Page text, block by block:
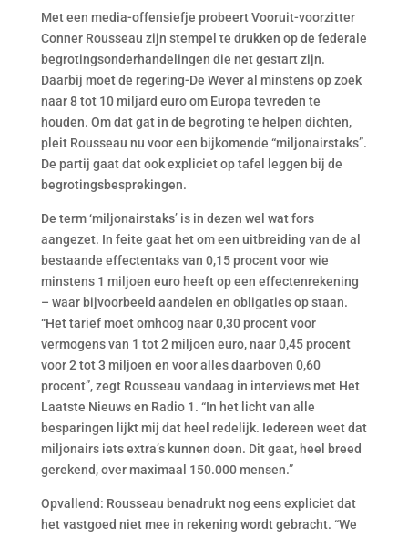
Met een media-offensiefje probeert Vooruit-voorzitter
Conner Rousseau zijn stempel te drukken op de federale
begrotingsonderhandelingen die net gestart zijn.
Daarbij moet de regering-De Wever al minstens op zoek
naar 8 tot 10 miljard euro om Europa tevreden te
houden. Om dat gat in de begroting te helpen dichten,
pleit Rousseau nu voor een bijkomende “miljonairstaks”.
De partij gaat dat ook expliciet op tafel leggen bij de
begrotingsbesprekingen.
De term ‘miljonairstaks’ is in dezen wel wat fors
aangezet. In feite gaat het om een uitbreiding van de al
bestaande effectentaks van 0,15 procent voor wie
minstens 1 miljoen euro heeft op een effectenrekening
– waar bijvoorbeeld aandelen en obligaties op staan.
“Het tarief moet omhoog naar 0,30 procent voor
vermogens van 1 tot 2 miljoen euro, naar 0,45 procent
voor 2 tot 3 miljoen en voor alles daarboven 0,60
procent”, zegt Rousseau vandaag in interviews met Het
Laatste Nieuws en Radio 1. “In het licht van alle
besparingen lijkt mij dat heel redelijk. Iedereen weet dat
miljonairs iets extra’s kunnen doen. Dit gaat, heel breed
gerekend, over maximaal 150.000 mensen.”
Opvallend: Rousseau benadrukt nog eens expliciet dat
het vastgoed niet mee in rekening wordt gebracht. “We